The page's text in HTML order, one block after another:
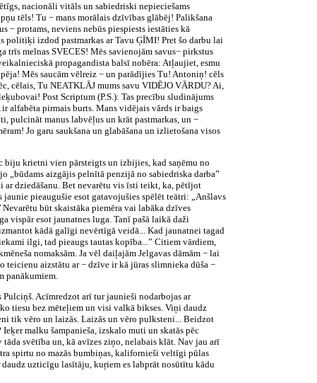
nacionāli vitāls un sabiedriski nepieciešams
tēls! Tu − mans morālais dzīvības glābēj! Palikšana
protams, neviens nebūs piespiests iestāties kā
izdod pastmarkas ar Tavu ĢĪMI! Pret šo darbu lai
trīs melnas SVECES! Mēs savienojām savus− pirkstus
propagandista balsī nobēra: Atļaujiet, esmu
Mēs saucām vēlreiz − un parādījies Tu! Antoniņ! cēls
cēlais, Tu NEATKLĀJ mums savu VIDĒJO VĀRDU? Ai,
Post Scriptum (P.S.): Tas precību sludinājums
alfabēta pirmais burts. Mans vidējais vārds ir baigs
pulcināt manus labvēļus un krāt pastmarkas, un −
Jo garu saukšana un glabāšana un izlietošana visos
biju krietni vien pārsteigts un izbijies, kad saņēmu no
„būdams aizgājis pelnītā penzijā no sabiedriska darba”
ar dziedāšanu. Bet nevarētu vis īsti teikt, ka, pētījot
pieaugušie esot gatavojušies spēlēt teātri: „Anšlavs
būt skaistāka piemēra vai labāka dzīves
vispār esot jaunatnes luga. Tanī pašā laikā daži
kādā galīgi nevērtīgā veidā... Kad jaunatnei tagad
ilgi, tad pieaugs tautas kopība...” Citiem vārdiem,
nomaksām. Ja vēl daiļajām Jelgavas dāmām − lai
aizstātu ar − dzīve ir kā jūras slimnieka dūša −
panākumiem.
Acīmredzot arī tur jaunieši nodarbojas ar
tiesu bez mēteļiem un visi valkā bikses. Viņi daudz
tik vēro un laizās. Laizās un vēro pulksteni... Beidzot
malku šampanieša, izskalo muti un skatās pēc
svētība un, kā avīzes ziņo, nelabais klāt. Nav jau arī
spirtu no mazās bumbiņas, kalifornieši veltīgi pūlas
uzticīgu lasītāju, kuŗiem es labprāt nosūtītu kādu